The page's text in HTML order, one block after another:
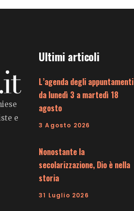
e
Ultimi articoli
L’agenda degli appuntamenti
da lunedì 3 a martedì 18
agosto
3 Agosto 2026
Nonostante la
secolarizzazione, Dio è nella
storia
31 Luglio 2026